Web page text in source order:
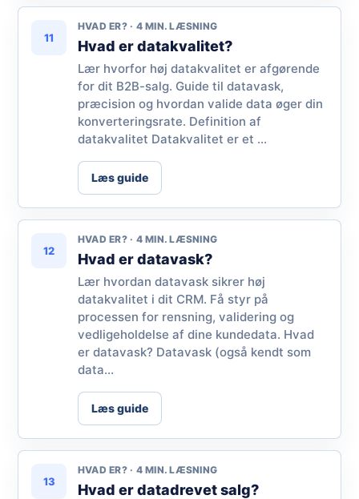
11
HVAD ER? · 4 MIN. LÆSNING
Hvad er datakvalitet?
Lær hvorfor høj datakvalitet er afgørende
for dit B2B-salg. Guide til datavask,
præcision og hvordan valide data øger din
konverteringsrate. Definition af
datakvalitet Datakvalitet er et ...
Læs guide
12
HVAD ER? · 4 MIN. LÆSNING
Hvad er datavask?
Lær hvordan datavask sikrer høj
datakvalitet i dit CRM. Få styr på
processen for rensning, validering og
vedligeholdelse af dine kundedata. Hvad
er datavask? Datavask (også kendt som
data...
Læs guide
13
HVAD ER? · 4 MIN. LÆSNING
Hvad er datadrevet salg?